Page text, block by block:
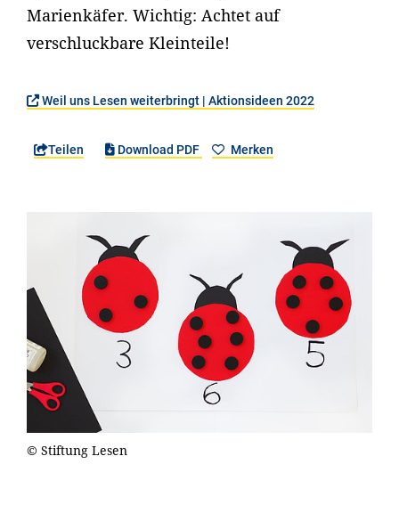
Marienkäfer. Wichtig: Achtet auf
verschluckbare Kleinteile!
Weil uns Lesen weiterbringt | Aktionsideen 2022
Teilen Download PDF Merken
© Stiftung Lesen